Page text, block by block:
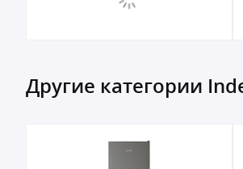
Другие категории